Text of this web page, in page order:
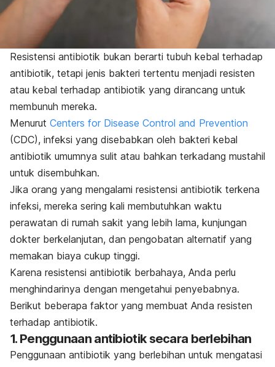
Resistensi antibiotik bukan berarti tubuh kebal terhadap
antibiotik, tetapi jenis bakteri tertentu menjadi resisten
atau kebal terhadap antibiotik yang dirancang untuk
membunuh mereka.
Menurut Centers for Disease Control and Prevention
(CDC), infeksi yang disebabkan oleh bakteri kebal
antibiotik umumnya sulit atau bahkan terkadang mustahil
untuk disembuhkan.
Jika orang yang mengalami resistensi antibiotik terkena
infeksi, mereka sering kali membutuhkan waktu
perawatan di rumah sakit yang lebih lama, kunjungan
dokter berkelanjutan, dan pengobatan alternatif yang
memakan biaya cukup tinggi.
Karena resistensi antibiotik berbahaya, Anda perlu
menghindarinya dengan mengetahui penyebabnya.
Berikut beberapa faktor yang membuat Anda resisten
terhadap antibiotik.
1. Penggunaan antibiotik secara berlebihan
Penggunaan antibiotik yang berlebihan untuk mengatasi